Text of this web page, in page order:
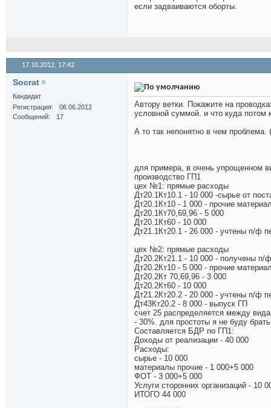
если задваиваются оборты.
17.10.2012, 17:42
Socrat
Кандидат
Регистрация
06.06.2012
Сообщений
17
Автору ветки. Покажите на
условной суммой. и что куда потом
А то так непонятно в чем проблема.
для примера, в очень упрощенном
производство ГП1
цех №1: прямые расходы
Дт20.1Кт10.1 - 10 000 -сырье от
Дт20.1Кт10 - 1 000 - прочие
Дт20.1Кт70,69,96 - 5 000
Дт20.1Кт60 - 10 000
Дт21.1Кт20.1 - 26 000 - учтены п/ф
цех №2: прямые расходы
Дт20.2Кт21.1 - 10 000 - получены
Дт20.2Кт10 - 5 000 - прочие
Дт20.2Кт 70,69,96 - 3 000
Дт20.2Кт60 - 10 000
Дт21.2Кт20.2 - 20 000 - учтены п/ф
Дт43Кт20.2 - 8 000 - выпуск ГП
счет 25 распределяется между
- 30%. для простоты я не буду
Составляется БДР по ГП1:
Доходы от реализации - 40 000
Расходы:
сырье - 10 000
материалы прочие - 1 000+5 000
ФОТ - 3 000+5 000
Услуги сторонних организаций - 10
ИТОГО 44 000